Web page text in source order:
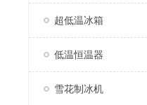
超低温冰箱
低温恒温器
雪花制冰机